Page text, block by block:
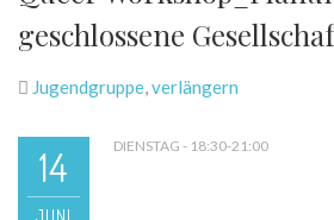
geschlossene
Jugendgruppe,verlängern
14 DIENSTAG - 18:30-21:00